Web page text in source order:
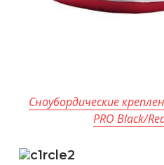
Сноубордические
PRO Black/